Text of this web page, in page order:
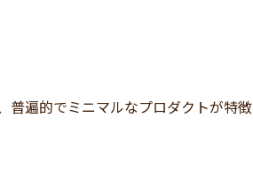
遍的でミニマルなプロダクトが特徴